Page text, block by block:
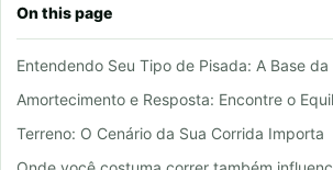
On this page
Entendendo Seu Tipo de Pisada: A Base da
Amortecimento e Resposta: Encontre o
Terreno: O Cenário da Sua Corrida Importa